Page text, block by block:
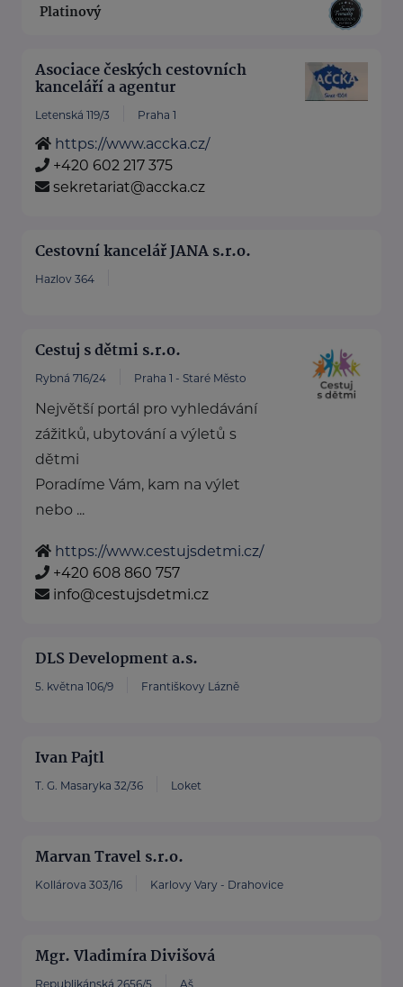
Platinový
Asociace českých cestovních
kanceláří a agentur
Letenská 119/3 Praha 1
https://www.accka.cz/
+420 602 217 375
sekretariat@accka.cz
Cestovní kancelář JANA s.r.o.
Hazlov 364
Cestuj s dětmi s.r.o.
Rybná 716/24 Praha 1 - Staré Město
Největší portál pro vyhledávání
zážitků, ubytování a výletů s
dětmi
Poradíme Vám, kam na výlet
nebo ...
https://www.cestujsdetmi.cz/
+420 608 860 757
info@cestujsdetmi.cz
DLS Development a.s.
5. května 106/9 Františkovy Lázně
Ivan Pajtl
T. G. Masaryka 32/36 Loket
Marvan Travel s.r.o.
Kollárova 303/16 Karlovy Vary - Drahovice
Mgr. Vladimíra Divišová
Republikánská 2656/5 Aš